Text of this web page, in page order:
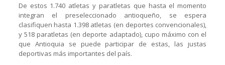
De estos 1.740 atletas y paratletas que hasta el momento
integran el preseleccionado antioqueño, se espera
clasifiquen hasta 1.398 atletas (en deportes convencionales),
y 518 paratletas (en deporte adaptado), cupo máximo con el
que Antioquia se puede participar de estas, las justas
deportivas más importantes del país.